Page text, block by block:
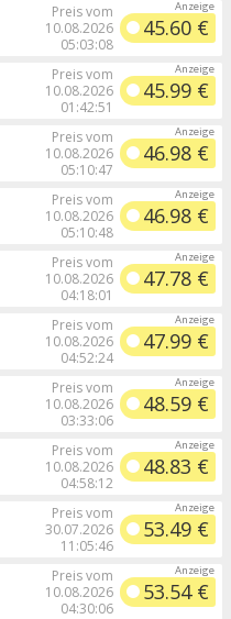
Preis vom
10.08.2026
05:03:08
45.60 €
Preis vom
10.08.2026
01:42:51
45.99 €
Preis vom
10.08.2026
05:10:47
46.98 €
Preis vom
10.08.2026
05:10:48
46.98 €
Preis vom
10.08.2026
04:18:01
47.78 €
Preis vom
10.08.2026
04:52:24
47.99 €
Preis vom
10.08.2026
03:33:06
48.59 €
Preis vom
10.08.2026
04:58:12
48.83 €
Preis vom
30.07.2026
11:05:46
53.49 €
Preis vom
10.08.2026
04:30:06
53.54 €